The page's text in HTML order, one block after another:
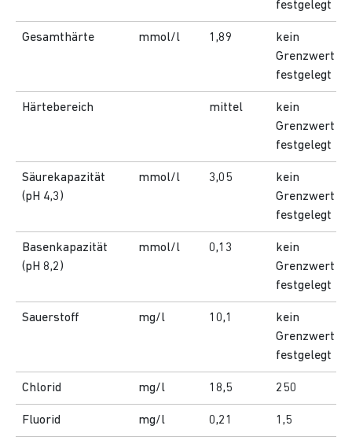
festgelegt
Gesamthärte mmol/l 1,89
kein
Grenzwert
festgelegt
Härtebereich mittel
kein
Grenzwert
festgelegt
Säurekapazität
(pH 4,3)
mmol/l 3,05
kein
Grenzwert
festgelegt
Basenkapazität
(pH 8,2)
mmol/l 0,13
kein
Grenzwert
festgelegt
Sauerstoff mg/l 10,1
kein
Grenzwert
festgelegt
Chlorid mg/l 18,5 250
Fluorid mg/l 0,21 1,5